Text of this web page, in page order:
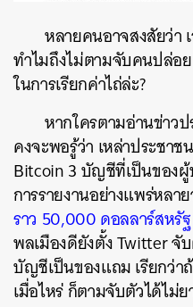
หลายคนอาจสงสัยว่า
ทำไมถึงไม่ตามจับคนปล่อ
ในการเรียกค่าไถ่ล่ะ?
หากใครตามอ่านข่าว
คงจะพอรู้ว่า เหล่าประชา
Bitcoin 3 บัญชีที่เป็นของผู้
การรายงานอย่างแพร่หลา
ราว 50,000 ดอลลาร์สหรัฐ
พลเมืองดียังตั้ง Twitter จั
บัญชีเป็นของแถม เรียกว่า
เมื่อไหร่ ก็ตามจับตัวได้ไม่